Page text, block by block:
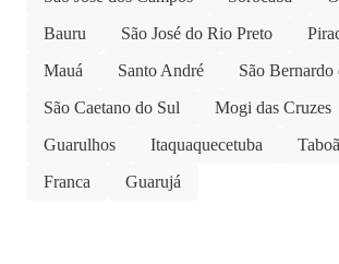
Bauru
São José do Rio Preto
Mauá
Santo André
São
São Caetano do Sul
Mogi das Cruzes
Guarulhos
Itaquaquecetuba
Franca
Guarujá